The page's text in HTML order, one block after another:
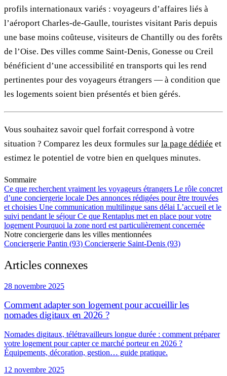
profils internationaux variés : voyageurs d’affaires liés à
l’aéroport Charles-de-Gaulle, touristes visitant Paris depuis
une base moins coûteuse, visiteurs de Chantilly ou des forêts
de l’Oise. Des villes comme Saint-Denis, Gonesse ou Creil
bénéficient d’une accessibilité en transports qui les rend
pertinentes pour des voyageurs étrangers — à condition que
les logements soient bien présentés et bien gérés.
Vous souhaitez savoir quel forfait correspond à votre
situation ? Comparez les deux formules sur la page dédiée et
estimez le potentiel de votre bien en quelques minutes.
Sommaire
Ce que recherchent vraiment les voyageurs étrangers Le rôle concret
d’une conciergerie locale Des annonces rédigées pour être trouvées
et choisies Une communication multilingue sans délai L’accueil et le
suivi pendant le séjourCe que Rentaplus met en place pour votre
logement Pourquoi la zone nord est particulièrement concernée
Notre conciergerie dans les villes mentionnées
Conciergerie Pantin (93) Conciergerie Saint-Denis (93)
Articles connexes
28 novembre 2025
Comment adapter son logement pour accueillir les
nomades digitaux en 2026 ?
Nomades digitaux, télétravailleurs longue durée : comment préparer
votre logement pour capter ce marché porteur en 2026 ?
Équipements, décoration, gestion… guide pratique.
12 novembre 2025